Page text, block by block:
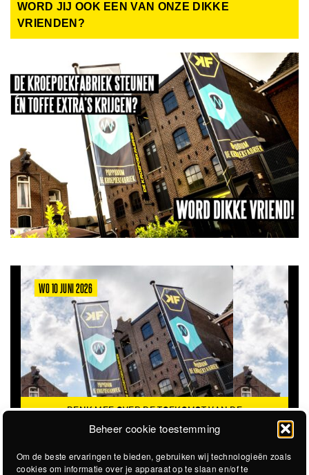
Beheer cookie toestemming
Om de beste ervaringen te bieden, gebruiken wij technologieën zoals
cookies om informatie over je apparaat op te slaan en/of te
WORD JIJ OOK EEN VAN ONZE DIKKE
VRIENDEN?
WO 10 JUNI 2026
DENK MEE OVER DE TOEKOMST VAN DE
KROEPOEKFABRIEK